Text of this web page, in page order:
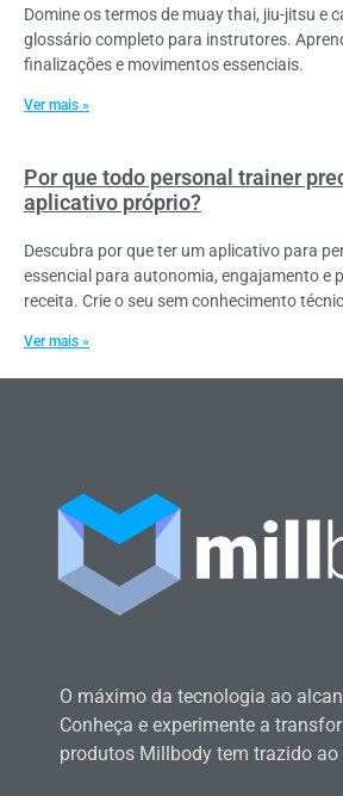
Domine os termos de muay thai, jiu-jitsu e
glossário completo para instrutores.
finalizações e movimentos essenciais.
Ver mais »
Por que todo personal trainer
aplicativo próprio?
Descubra por que ter um aplicativo para
essencial para autonomia, engajamento e
receita. Crie o seu sem conhecimento
Ver mais »
O máximo da tecnologia ao
Conheça e experimente a
produtos Millbody tem trazido ao